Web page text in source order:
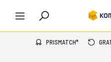
PRISMATCH*